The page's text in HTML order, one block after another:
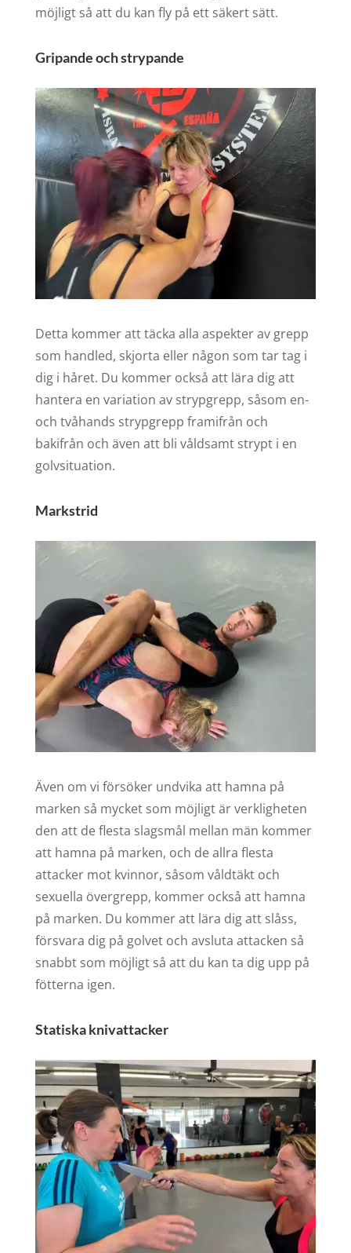
möjligt så att du kan fly på ett säkert sätt.
Gripande och strypande
Detta kommer att täcka alla aspekter av grepp
som handled, skjorta eller någon som tar tag i
dig i håret. Du kommer också att lära dig att
hantera en variation av strypgrepp, såsom en-
och tvåhands strypgrepp framifrån och
bakifrån och även att bli våldsamt strypt i en
golvsituation.
Markstrid
Även om vi försöker undvika att hamna på
marken så mycket som möjligt är verkligheten
den att de flesta slagsmål mellan män kommer
att hamna på marken, och de allra flesta
attacker mot kvinnor, såsom våldtäkt och
sexuella övergrepp, kommer också att hamna
på marken. Du kommer att lära dig att slåss,
försvara dig på golvet och avsluta attacken så
snabbt som möjligt så att du kan ta dig upp på
fötterna igen.
Statiska knivattacker